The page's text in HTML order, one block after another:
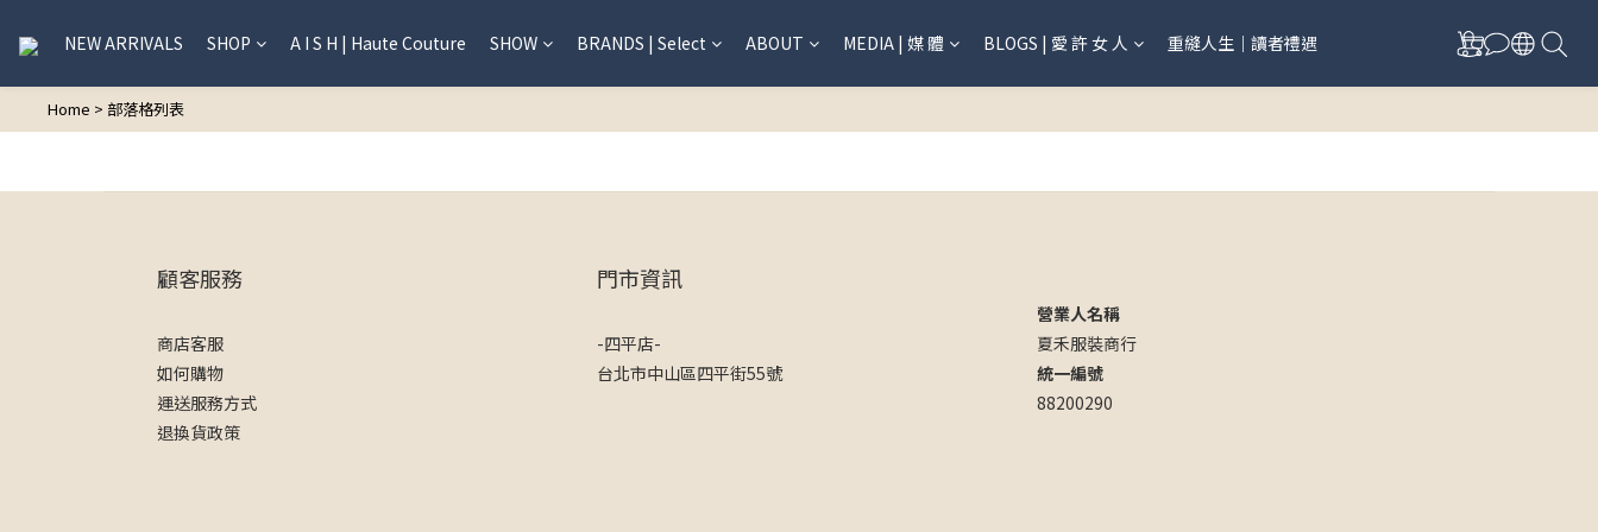
NEW ARRIVALS SHOP A I S H | Haute Couture SHOW BRANDS | Select ABOUT MEDIA | 媒 體 BLOGS | 愛 許 女 人 重縫人生｜讀者禮遇
Home > 部落格列表
顧客服務
商店客服
如何購物
運送服務方式
退換貨政策
門市資訊
-四平店-
台北市中山區四平街55號
營業人名稱
夏禾服裝商行
統一編號
88200290